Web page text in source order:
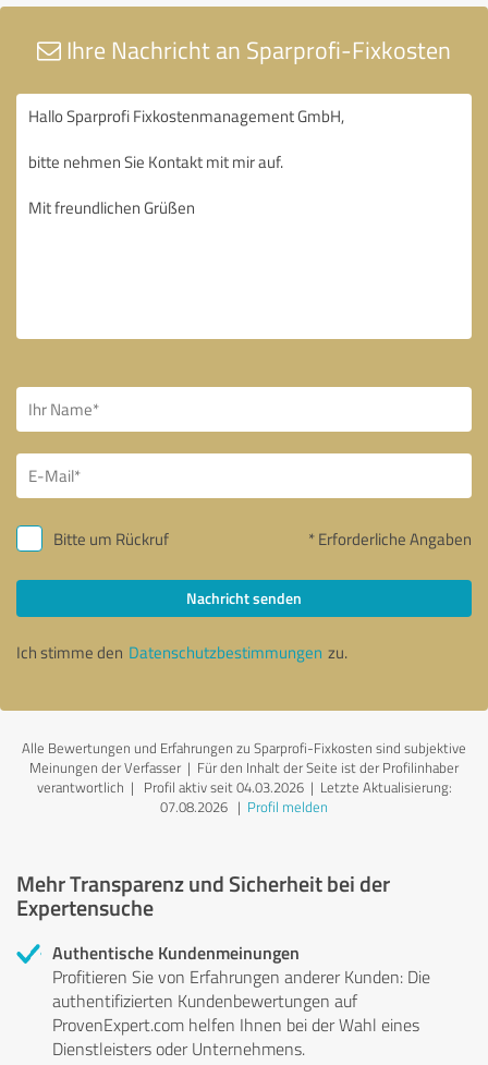
Ihre Nachricht an Sparprofi-Fixkosten
Bitte um Rückruf * Erforderliche Angaben
Nachricht senden
Ich stimme den Datenschutzbestimmungen zu.
Alle Bewertungen und Erfahrungen zu Sparprofi-Fixkosten sind subjektive
Meinungen der Verfasser | Für den Inhalt der Seite ist der Profilinhaber
verantwortlich | Profil aktiv seit 04.03.2026 | Letzte Aktualisierung:
07.08.2026 | Profil melden
Mehr Transparenz und Sicherheit bei der
Expertensuche
Authentische Kundenmeinungen
Profitieren Sie von Erfahrungen anderer Kunden: Die
authentifizierten Kundenbewertungen auf
ProvenExpert.com helfen Ihnen bei der Wahl eines
Dienstleisters oder Unternehmens.